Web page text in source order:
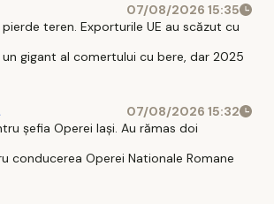
07/08/2026 15:35
teren. Exporturile UE au scăzut cu
gigant al comertului cu bere, dar 2025
07/08/2026 15:32
șefia Operei Iași. Au rămas doi
conducerea Operei Nationale Romane